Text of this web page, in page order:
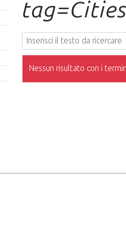
tag=Cities
Nessun risultato con i